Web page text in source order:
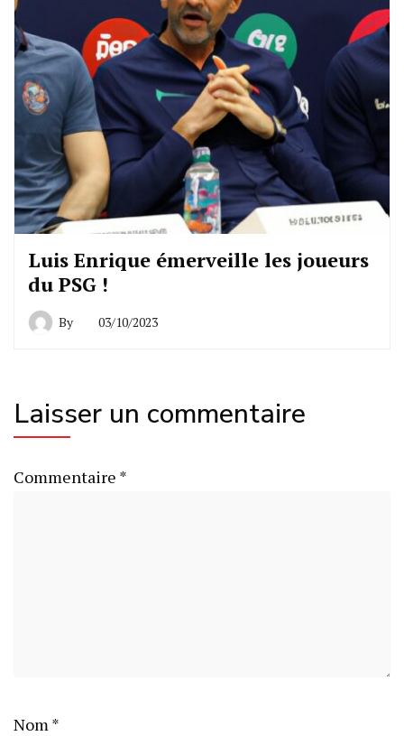
Luis Enrique émerveille les joueurs
du PSG !
By 03/10/2023
Laisser un commentaire
Commentaire *
Nom *